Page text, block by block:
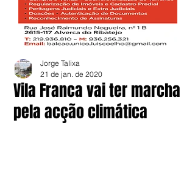
Vila Franca vai ter marcha
pela acção climática
Jorge Talixa
21 de jan. de 2020